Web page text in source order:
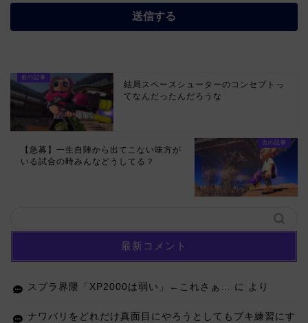
結局スペースシューターのコンセプトっ
てなんだったんだろうな
【急募】一生自陣から出てこない味方が
いる試合の時みんなどうしてる？
最新コメント
スプラ界隈「XP2000は弱い」←これさぁ… に より
ナワバリをどれだけ真面目にやろうとしてもブキ練習にす